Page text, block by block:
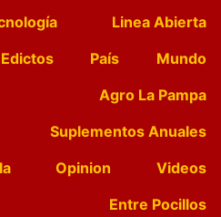
Linea Abierta
Edictos País
Mundo
Agro La Pampa
Suplementos Anuales
Opinion
Videos
Entre Pocillos